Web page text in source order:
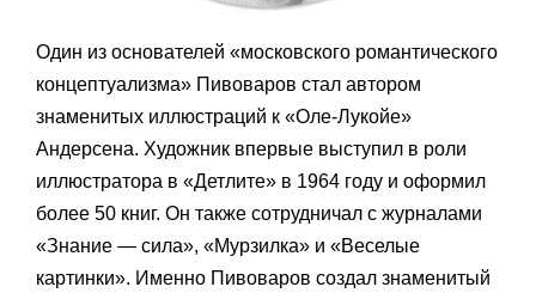
Один из основателей «московского романтического
концептуализма» Пивоваров стал автором
знаменитых иллюстраций к «Оле-Лукойе»
Андерсена. Художник впервые выступил в роли
иллюстратора в «Детлите» в 1964 году и оформил
более 50 книг. Он также сотрудничал с журналами
«Знание — сила», «Мурзилка» и «Веселые
картинки». Именно Пивоваров создал знаменитый